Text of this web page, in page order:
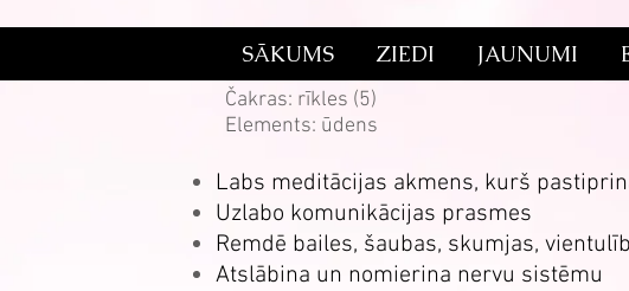
Akvamarīns
Čakras: rīkles (5)
Elements: ūdens
Labs meditācijas akmens, kurš
Uzlabo komunikācijas prasmes
Remdē bailes, šaubas, skumjas,
Atslābina un nomierina nervu sistēmu
SĀKUMS ZIEDI JAUNUMI